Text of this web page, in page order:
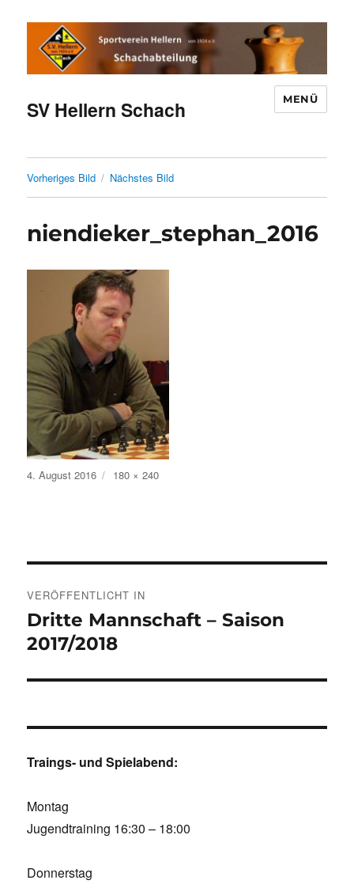
SV Hellern Schach MENÜ
Vorheriges Bild Nächstes Bild
niendieker_stephan_2016
Veröffentlicht
am
4. August 2016 Volle
Größe
180 × 240
VERÖFFENTLICHT IN
Dritte Mannschaft – Saison
2017/2018
Traings- und Spielabend:
Montag
Jugendtraining 16:30 – 18:00
Donnerstag